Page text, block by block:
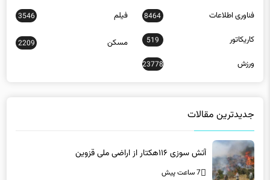
کاریکاتور 519
2209
ورزش 23778
آتش سوزی ۱۱۶هکتار از اراضی ملی قزوین
7 ساعت پیش